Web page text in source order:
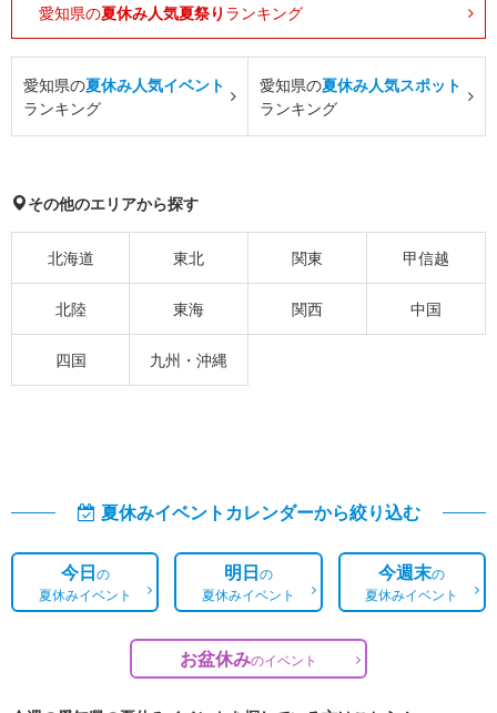
愛知県の夏休み人気夏祭り ランキング
愛知県の夏休み人気イベント
ランキング
愛知県の夏休み人気スポット
ランキング
その他のエリアから探す
北海道 東北 関東 甲信越
北陸 東海 関西 中国
四国 九州・沖縄
夏休みイベントカレンダーから絞り込む
今日の
夏休みイベント
明日の
夏休みイベント
今週末の
夏休みイベント
お盆休みのイベント